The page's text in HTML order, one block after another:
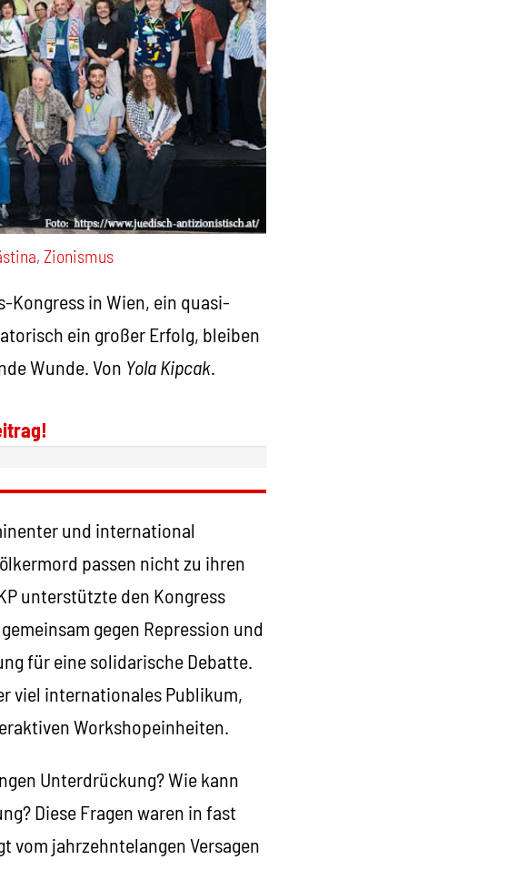
,Zionismus
Kongress in Wien, ein quasi-
ein großer Erfolg, bleiben
Wunde. Von Yola Kipcak.
und international
passen nicht zu ihren
unterstützte den Kongress
gegen Repression und
für eine solidarische Debatte.
viel internationales Publikum,
Workshopeinheiten.
Unterdrückung? Wie kann
Diese Fragen waren in fast
vom jahrzehntelangen Versagen